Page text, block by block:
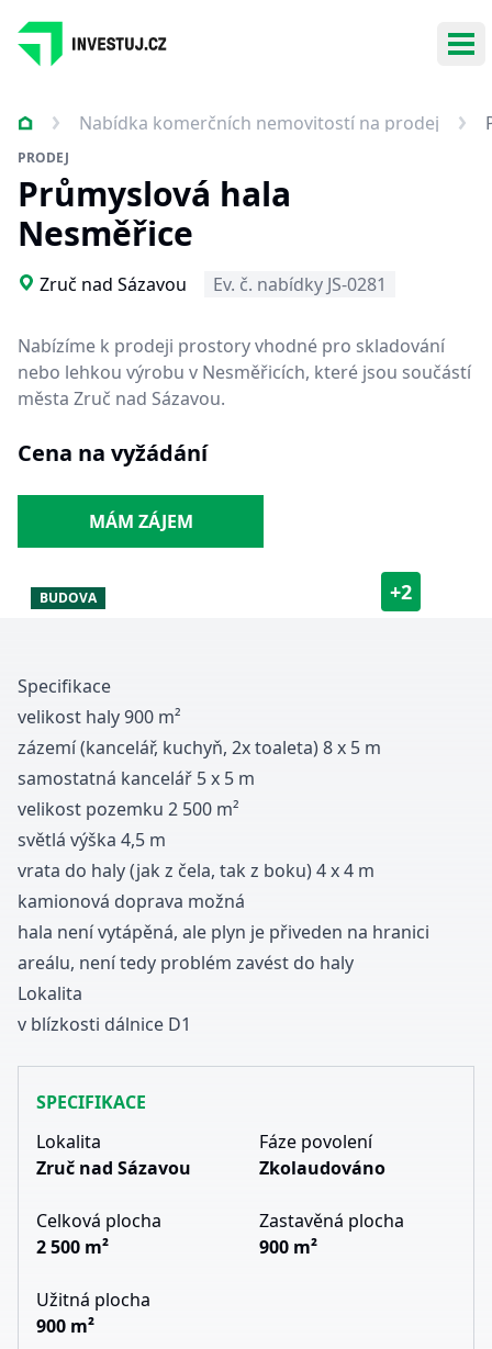
Nabídka komerčních nemovitostí na prodej
PRODEJ
Průmyslová hala
Nesměřice
Zruč nad Sázavou Ev. č. nabídky JS-0281
Nabízíme k prodeji prostory vhodné pro skladování
nebo lehkou výrobu v Nesměřicích, které jsou součástí
města Zruč nad Sázavou.
Cena na vyžádání
MÁM ZÁJEM
BUDOVA +2
Specifikace
velikost haly 900 m²
zázemí(kancelář, kuchyň, 2x toaleta) 8 x 5 m
samostatná kancelář 5 x 5 m
velikost pozemku 2 500 m²
světlá výška 4,5 m
vrata do haly (jak z čela, tak z boku) 4 x 4 m
kamionová doprava možná
hala není vytápěná, ale plyn je přiveden na hranici
areálu, není tedy problém zavést do haly
Lokalita
v blízkosti dálnice D1
SPECIFIKACE
Lokalita
Zruč nad Sázavou
Fáze povolení
Zkolaudováno
Celková plocha
2 500 m²
Zastavěná plocha
900 m²
Užitná plocha
900 m²